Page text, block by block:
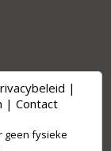
|
| Contact
geen fysieke